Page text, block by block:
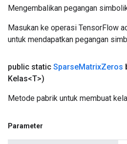
Mengembalikan pegangan
Masukan ke operasi TensorFlow
untuk mendapatkan pegangan
public static SparseMatrixZeros
Kelas<T>)
Metode pabrik untuk membuat
Parameter